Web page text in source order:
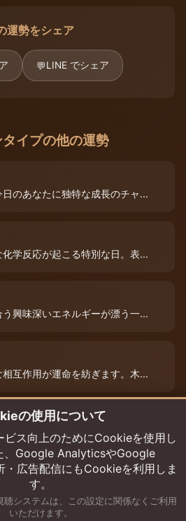
運勢をシェア
💬LINE でシェア
イプの他の運勢
のあなたに独特な成長のチャ...
学反応が起こる特別な日。表...
興味深いエネルギーが漂う一...
互作用が運命を紡ぎます。木...
ネルギーと柔軟な木のしなやか...
の使用について
ビス向上のためにCookieを使用し
、Google AnalyticsやGoogle
・広告配信にもCookieを利用しま
す。
システムは、この設定に関係なくご利用
いただけます。